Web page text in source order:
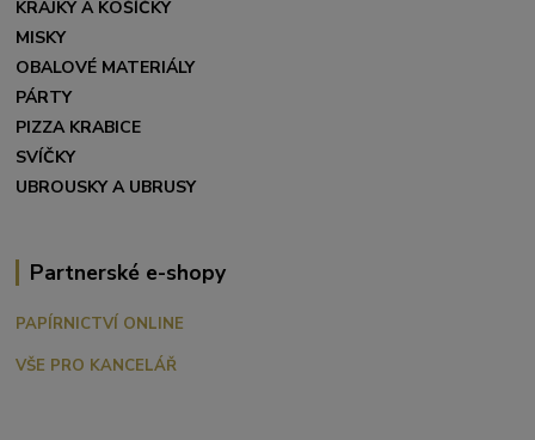
KRAJKY A KOŠÍČKY
MISKY
OBALOVÉ MATERIÁLY
PÁRTY
PIZZA KRABICE
SVÍČKY
UBROUSKY A UBRUSY
Partnerské e-shopy
PAPÍRNICTVÍ ONLINE
VŠE PRO KANCELÁŘ